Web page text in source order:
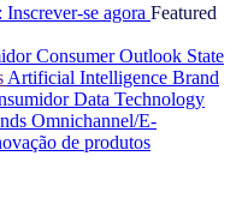
se agora Featured
Consumer Outlook State
Artificial Intelligence Brand
Data Technology
Omnichannel/E-
de produtos